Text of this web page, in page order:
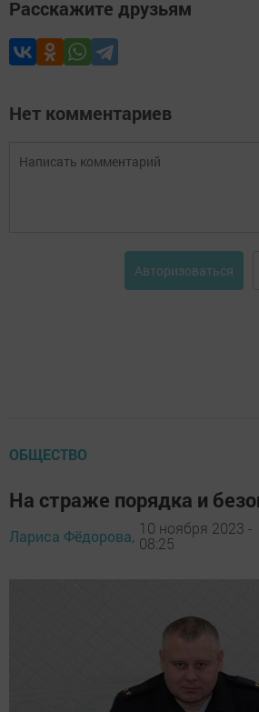
Расскажите друзьям
Нет комментариев
Авторизоваться
ОБЩЕСТВО
На страже порядка и
Лариса Фёдорова, 10 ноября 2023 -
08:25